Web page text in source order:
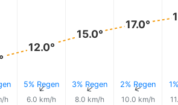
h
12.0°
5% Regen
↑
6.0 km/h
15.0°
3% Regen
↑
8.0 km/h
17.0°
2% Regen
↑
10.0 km/h